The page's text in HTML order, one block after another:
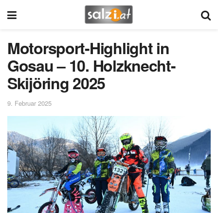
Motorsport-Highlight in
Gosau – 10. Holzknecht-
Skijöring 2025
9. Februar 2025